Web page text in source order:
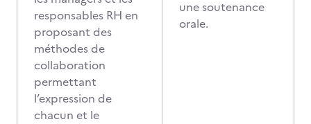
responsables RH en
proposant des
méthodes de
collaboration
permettant
l’expression de
chacun et le
une soutenance
orale.